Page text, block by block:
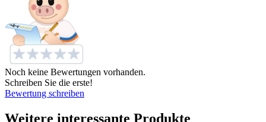
Noch keine Bewertungen vorhanden.
Schreiben Sie die erste!
Bewertung schreiben
Weitere interessante Produkte